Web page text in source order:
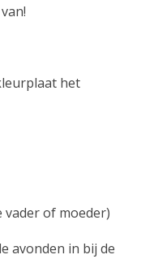
het
vader of moeder)
avonden in bij de